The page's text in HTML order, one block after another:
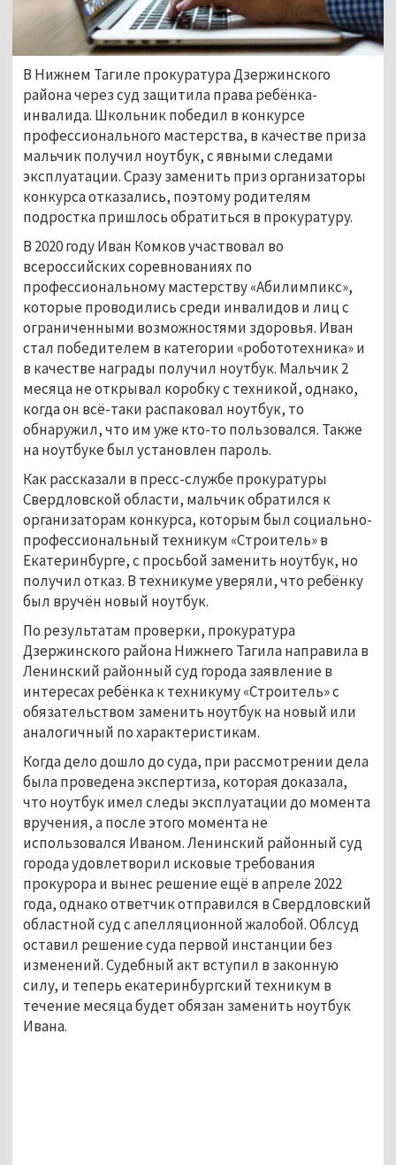
В Нижнем Тагиле прокуратура Дзержинского
района через суд защитила права ребёнка-
инвалида. Школьник победил в конкурсе
профессионального мастерства, в качестве приза
мальчик получил ноутбук, с явными следами
эксплуатации. Сразу заменить приз организаторы
конкурса отказались, поэтому родителям
подростка пришлось обратиться в прокуратуру.
В 2020 году Иван Комков участвовал во
всероссийских соревнованиях по
профессиональному мастерству «Абилимпикс»,
которые проводились среди инвалидов и лиц с
ограниченными возможностями здоровья. Иван
стал победителем в категории «робототехника» и
в качестве награды получил ноутбук. Мальчик 2
месяца не открывал коробку с техникой, однако,
когда он всё-таки распаковал ноутбук, то
обнаружил, что им уже кто-то пользовался. Также
на ноутбуке был установлен пароль.
Как рассказали в пресс-службе прокуратуры
Свердловской области, мальчик обратился к
организаторам конкурса, которым был социально-
профессиональный техникум «Строитель» в
Екатеринбурге, с просьбой заменить ноутбук, но
получил отказ. В техникуме уверяли, что ребёнку
был вручён новый ноутбук.
По результатам проверки, прокуратура
Дзержинского района Нижнего Тагила направила в
Ленинский районный суд города заявление в
интересах ребёнка к техникуму «Строитель» с
обязательством заменить ноутбук на новый или
аналогичный по характеристикам.
Когда дело дошло до суда, при рассмотрении дела
была проведена экспертиза, которая доказала,
что ноутбук имел следы эксплуатации до момента
вручения, а после этого момента не
использовался Иваном. Ленинский районный суд
города удовлетворил исковые требования
прокурора и вынес решение ещё в апреле 2022
года, однако ответчик отправился в Свердловский
областной суд с апелляционной жалобой. Облсуд
оставил решение суда первой инстанции без
изменений. Судебный акт вступил в законную
силу, и теперь екатеринбургский техникум в
течение месяца будет обязан заменить ноутбук
Ивана.